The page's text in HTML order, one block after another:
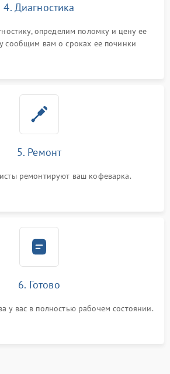
4. Диагностика
определим поломку и цену ее
сообщим вам о сроках ее починки
5. Ремонт
ремонтируют ваш кофеварка.
6. Готово
у вас в полностью рабочем состоянии.